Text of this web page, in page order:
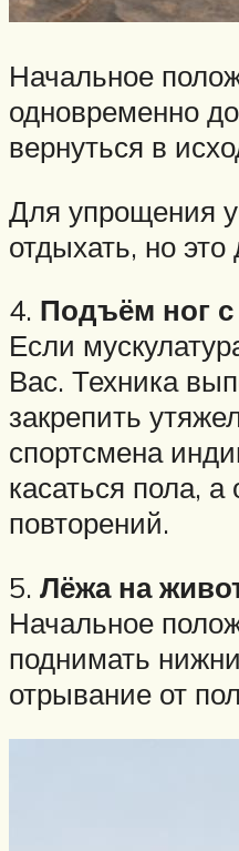
Начальное
одновременно
вернуться в
Для упрощения
отдыхать, но
4. Подъём ног
Если
Вас. Техника
закрепить
спортсмена
касаться пола,
повторений.
5. Лёжа на
Начальное
поднимать
отрывание от